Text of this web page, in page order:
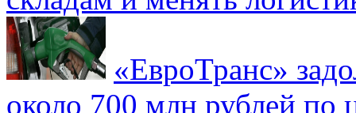
«ЕвроТранс»
около 700 млн рублей